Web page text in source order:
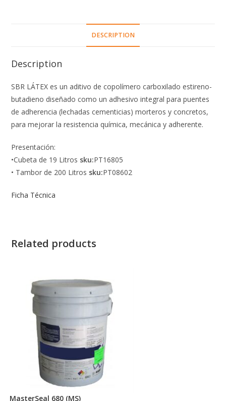
DESCRIPTION
Description
SBR LÁTEX es un aditivo de copolímero carboxilado estireno-
butadieno diseñado como un adhesivo integral para puentes
de adherencia (lechadas cementicias) morteros y concretos,
para mejorar la resistencia química, mecánica y adherente.
Presentación:
•Cubeta de 19 Litros sku:PT16805
• Tambor de 200 Litros sku:PT08602
Ficha Técnica
Related products
MasterSeal 680 (MS)